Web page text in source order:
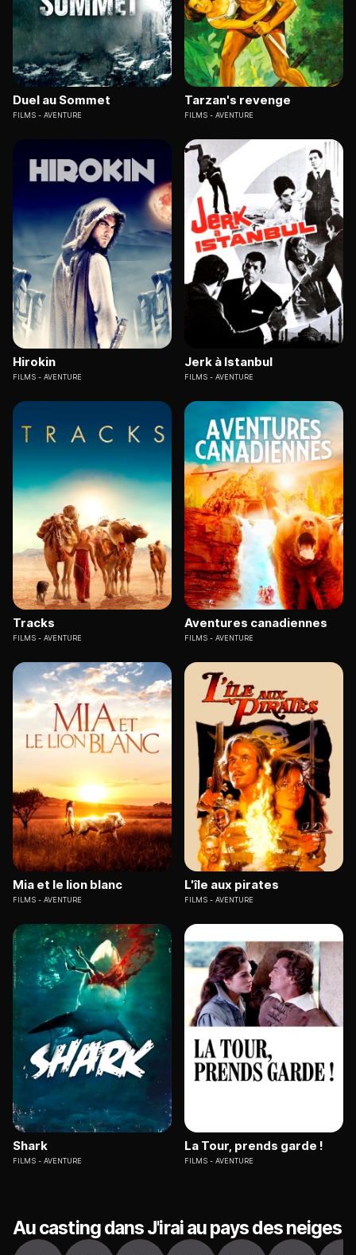
Duel au Sommet
FILMS AVENTURE
Tarzan's revenge
FILMS AVENTURE
Hirokin
FILMS AVENTURE
Jerk à Istanbul
FILMS AVENTURE
Tracks
FILMS AVENTURE
Aventures canadiennes
FILMS AVENTURE
Mia et le lion blanc
FILMS AVENTURE
L'île aux pirates
FILMS AVENTURE
Shark
FILMS AVENTURE
La Tour, prends garde !
FILMS AVENTURE
Au casting dans J'irai au pays des neiges